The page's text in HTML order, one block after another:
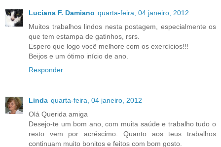
Luciana F. Damiano quarta-feira, 04 janeiro, 2012
Muitos trabalhos lindos nesta postagem, especialmente os
que tem estampa de gatinhos, rsrs.
Espero que logo você melhore com os exercícios!!!
Beijos e um ótimo início de ano.
Responder
Linda quarta-feira, 04 janeiro, 2012
Olá Querida amiga
Desejo-te um bom ano, com muita saúde e trabalho tudo o
resto vem por acréscimo. Quanto aos teus trabalhos
continuam muito bonitos e feitos com bom gosto.